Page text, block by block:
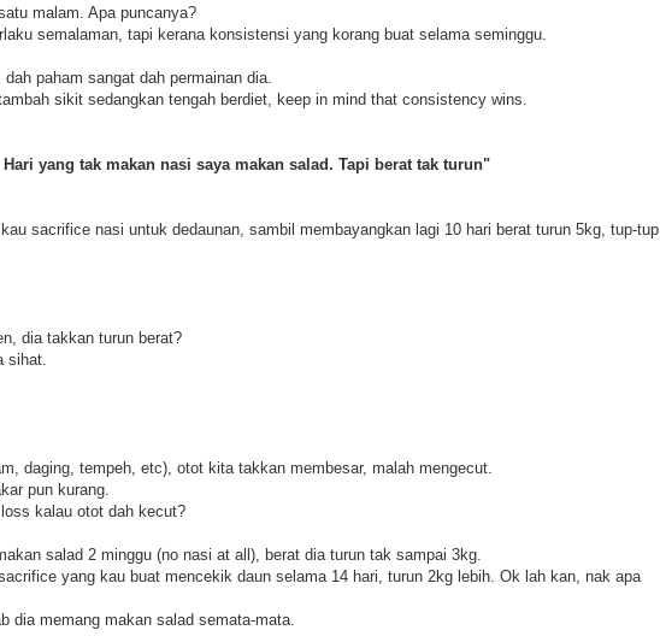
malam. Apa puncanya?
semalaman, tapi kerana konsistensi yang korang buat selama seminggu.
paham sangat dah permainan dia.
sikit sedangkan tengah berdiet, keep in mind that consistency wins.
yang tak makan nasi saya makan salad. Tapi berat tak turun"
sacrifice nasi untuk dedaunan, sambil membayangkan lagi 10 hari berat turun 5kg, tup-tup
dia takkan turun berat?
sihat.
daging, tempeh, etc), otot kita takkan membesar, malah mengecut.
pun kurang.
kalau otot dah kecut?
salad 2 minggu (no nasi at all), berat dia turun tak sampai 3kg.
yang kau buat mencekik daun selama 14 hari, turun 2kg lebih. Ok lah kan, nak apa
dia memang makan salad semata-mata.